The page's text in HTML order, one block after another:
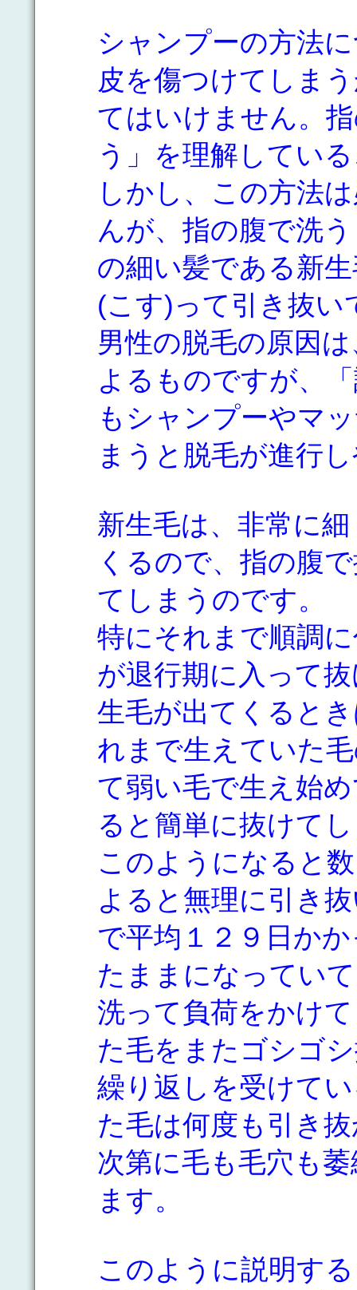
シャンプーの方法
皮を傷つけてしま
てはいけません。
う」を理解してい
しかし、この方法
んが、指の腹で洗
の細い髪である新
(こす)って引き抜
男性の脱毛の原因
よるものですが、
もシャンプーやマ
まうと脱毛が進行
新生毛は、非常に
くるので、指の腹
てしまうのです。
特にそれまで順調
が退行期に入って
生毛が出てくると
れまで生えていた
て弱い毛で生え始
ると簡単に抜けて
このようになると
よると無理に引き
で平均１２９日か
たままになってい
洗って負荷をかけ
た毛をまたゴシゴ
繰り返しを受けて
た毛は何度も引き
次第に毛も毛穴も
ます。
このように説明す